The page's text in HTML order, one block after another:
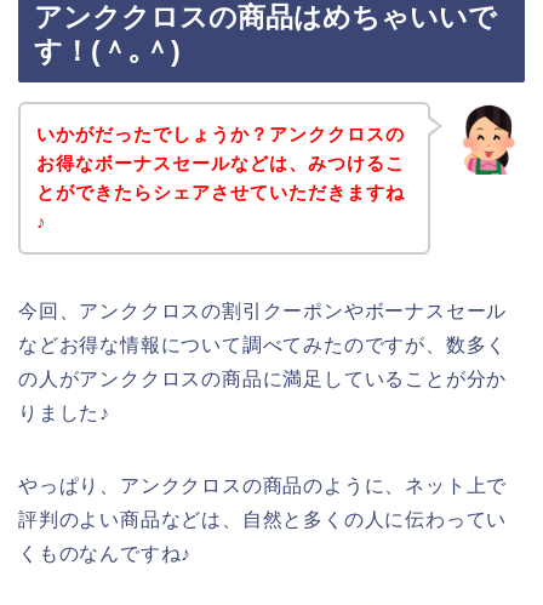
アンククロスの商品はめちゃいいで
す！(＾｡＾)
いかがだったでしょうか？アンククロスの
お得なボーナスセールなどは、みつけるこ
とができたらシェアさせていただきますね
♪
今回、アンククロスの割引クーポンやボーナスセール
などお得な情報について調べてみたのですが、数多く
の人がアンククロスの商品に満足していることが分か
りました♪
やっぱり、アンククロスの商品のように、ネット上で
評判のよい商品などは、自然と多くの人に伝わってい
くものなんですね♪